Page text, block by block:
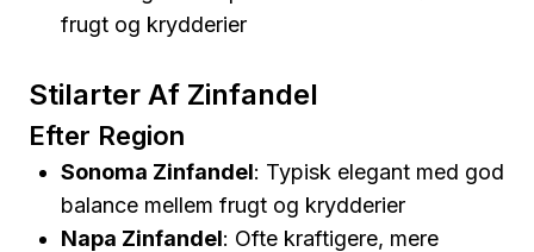
frugt og krydderier
Stilarter Af Zinfandel
Efter Region
Sonoma Zinfandel: Typisk elegant med god
balance mellem frugt og krydderier
Napa Zinfandel: Ofte kraftigere, mere